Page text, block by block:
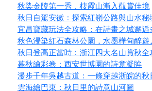
秋染金陵第一秀，棲霞山漸入觀賞佳境
秋日自駕安徽：探索紅嶺公路與山水秘
宜昌寶藏玩法全攻略：在詩畫之城邂逅
秋色浸染紅石森林公園，水墨樺甸醉遊
秋日登高正當時：浙江四大名山賞秋全
暮秋繪彩卷：西安世博園的詩意凝眸
漫步千年吳越古道：一條穿越浙皖的秋
雲海繪巴東：秋日里的詩意山河圖